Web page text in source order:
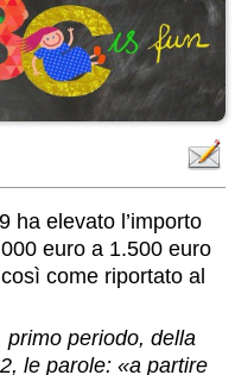
ha elevato l’importo
euro a 1.500 euro
come riportato al
primo periodo, della
le parole: «a partire